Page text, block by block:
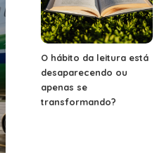
O hábito da leitura está
desaparecendo ou
apenas se
transformando?